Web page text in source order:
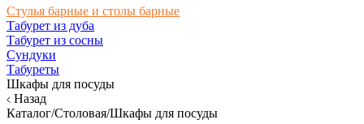
Стулья барные и столы барные
Табурет из дуба
Табурет из сосны
Сундуки
Табуреты
Шкафы для посуды
Назад
Каталог/Столовая/Шкафы для посуды